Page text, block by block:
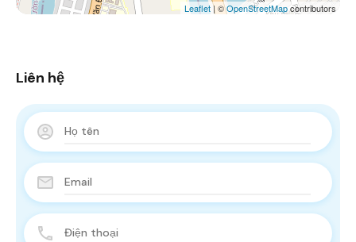
Leaflet| ©OpenStreetMapcontributors
Liên hệ